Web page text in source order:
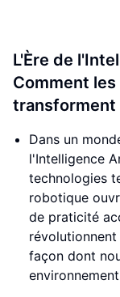
L'Ère de
Comment
transforment
Dans un
l'Intelligence
technologies
robotique
de praticité
façon dont